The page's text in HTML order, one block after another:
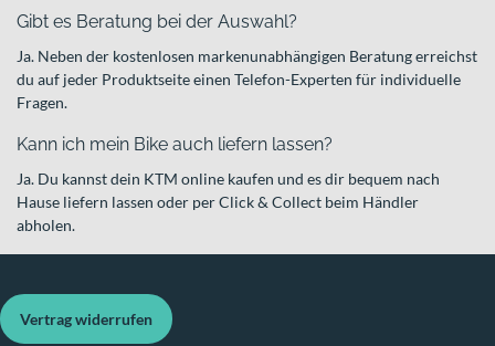
Gibt es Beratung bei der Auswahl?
Ja. Neben der kostenlosen markenunabhängigen Beratung erreichst
du auf jeder Produktseite einen Telefon-Experten für individuelle
Fragen.
Kann ich mein Bike auch liefern lassen?
Ja. Du kannst dein KTM online kaufen und es dir bequem nach
Hause liefern lassen oder per Click & Collect beim Händler
abholen.
Vertrag widerrufen